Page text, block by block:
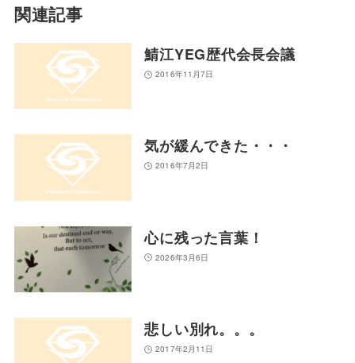
関連記事
鯖江YEG歴代会長会議
2016年11月7日
気が緩んできた・・・
2016年7月2日
心に残った言葉！
2026年3月6日
悲しい別れ。。。
2017年2月11日